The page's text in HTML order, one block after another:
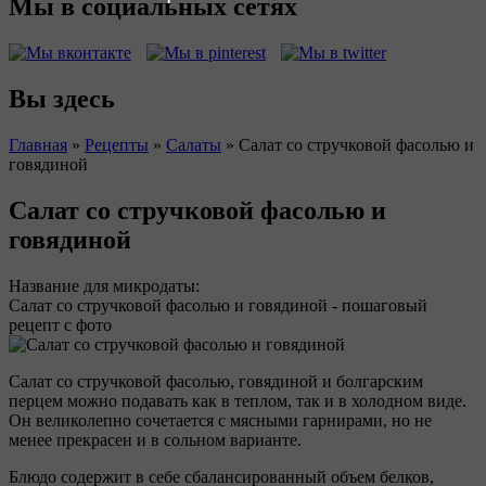
Мы в социальных сетях
Вы здесь
Главная » Рецепты » Салаты » Салат со стручковой фасолью и
говядиной
Салат со стручковой фасолью и
говядиной
Название для микродаты:
Салат со стручковой фасолью и говядиной - пошаговый
рецепт с фото
Салат со стручковой фасолью, говядиной и болгарским
перцем можно подавать как в теплом, так и в холодном виде.
Он великолепно сочетается с мясными гарнирами, но не
менее прекрасен и в сольном варианте.
Блюдо содержит в себе сбалансированный объем белков,